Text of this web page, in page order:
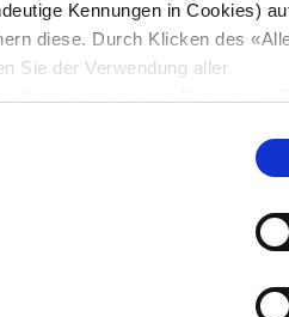
Kennungen in Cookies)
diese. Durch Klicken des
Sie der Verwendung aller
am Seitenende klicken.
Partnern gemeldet und haben
Weitere Informationen